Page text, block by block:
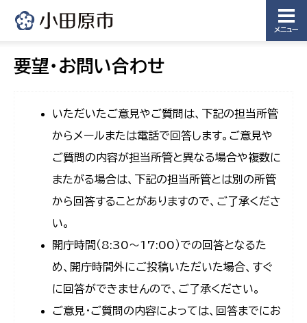
メニュー
要望・お問い合わせ
いただいたご意見やご質問は、下記の担当所管
からメールまたは電話で回答します。ご意見や
ご質問の内容が担当所管と異なる場合や複数に
またがる場合は、下記の担当所管とは別の所管
から回答することがありますので、ご了承くださ
い。
開庁時間（8:30〜17:00）での回答となるた
め、開庁時間外にご投稿いただいた場合、すぐ
に回答ができませんので、ご了承ください。
ご意見・ご質問の内容によっては、回答までにお